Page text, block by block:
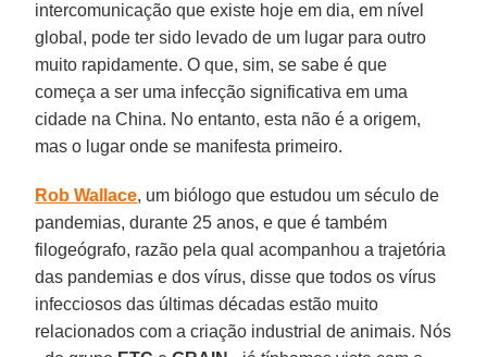
intercomunicação que existe hoje em dia, em nível
global, pode ter sido levado de um lugar para outro
muito rapidamente. O que, sim, se sabe é que
começa a ser uma infecção significativa em uma
cidade na China. No entanto, esta não é a origem,
mas o lugar onde se manifesta primeiro.
Rob Wallace, um biólogo que estudou um século de
pandemias, durante 25 anos, e que é também
filogeógrafo, razão pela qual acompanhou a trajetória
das pandemias e dos vírus, disse que todos os vírus
infecciosos das últimas décadas estão muito
relacionados com a criação industrial de animais. Nós